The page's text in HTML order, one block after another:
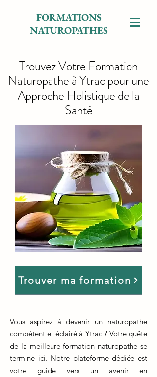
FORMATIONS
NATUROPATHES
Trouvez Votre Formation
Naturopathe à Ytrac pour une
Approche Holistique de la
Santé
Trouver ma formation
Vous aspirez à devenir un naturopathe
compétent et éclairé à Ytrac ? Votre quête
de la meilleure formation naturopathe se
termine ici. Notre plateforme dédiée est
votre guide vers un avenir en